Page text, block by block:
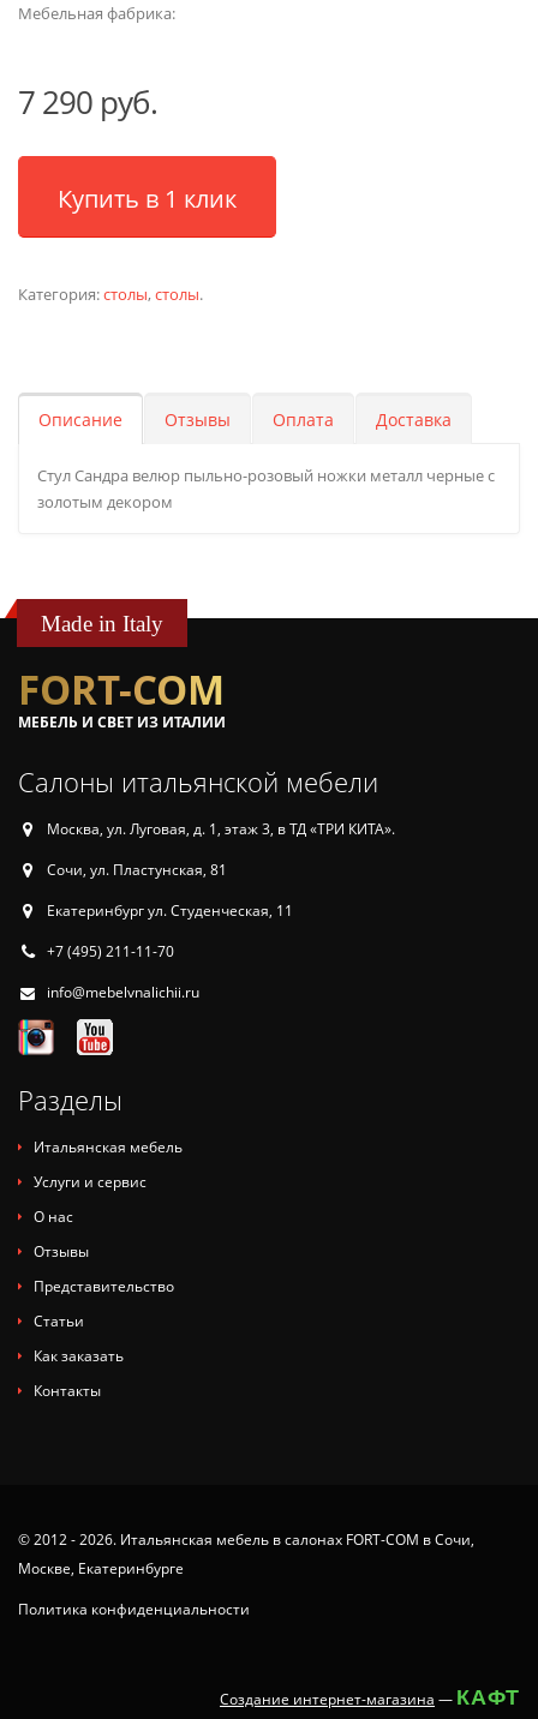
Мебельная фабрика:
7 290 руб.
Купить в 1 клик
Категория:столы,столы.
Описание Отзывы Оплата Доставка
Стул Сандра велюр пыльно-розовый ножки металл черные с
золотым декором
Made in Italy
FORT-COM
МЕБЕЛЬ И СВЕТ ИЗ ИТАЛИИ
Салоны итальянской мебели
Москва, ул. Луговая, д. 1, этаж 3, в ТД «ТРИ КИТА».
Сочи, ул. Пластунская, 81
Екатеринбург ул. Студенческая, 11
+7 (495) 211-11-70
info@mebelvnalichii.ru
Разделы
Итальянская мебель
Услуги и сервис
О нас
Отзывы
Представительство
Статьи
Как заказать
Контакты
© 2012 - 2026. Итальянская мебель в салонах FORT-COM в Сочи,
Москве, Екатеринбурге
Политика конфиденциальности
Создание интернет-магазина — КАФТ